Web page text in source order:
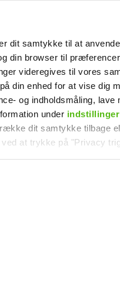
dit samtykke til at
din browser til
videregives til vores
din enhed for at vise dig
og indholdsmåling, lave
under indstillinger
dit samtykke tilbage
at trykke på "Privacy
fra tredjeparter til at
præferencer samt til brug
Åbner op om hårdt
"Det var ganske
Blev kun 27 år